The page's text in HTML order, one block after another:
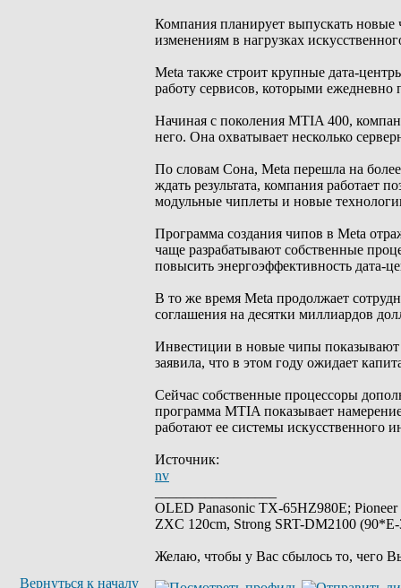
Компания планирует выпускать новые
изменениям в нагрузках
Meta также строит крупные дата-
работу сервисов, которыми
Начиная с поколения MTIA 400,
него. Она охватывает несколько
По словам Сона, Meta перешла на
ждать результата, компания работает
модульные чиплеты и новые
Программа создания чипов в Meta
чаще разрабатывают собственные
повысить энергоэффективность дата-
В то же время Meta продолжает
соглашения на десятки миллиардов
Инвестиции в новые чипы показывают
заявила, что в этом году ожидает
Сейчас собственные процессоры
программа MTIA показывает
работают ее системы искусственного
Источник:
nv
OLED Panasonic TX-65HZ980E;
ZXC 120cm, Strong SRT-DM2100
Желаю, чтобы у Вас сбылось то, чего
Вернуться к началу